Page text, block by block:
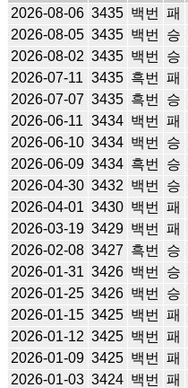
2026-08-06 3435 백번 패
2026-08-05 3435 백번 승
2026-08-02 3435 백번 승
2026-07-11 3435 흑번 패
2026-07-07 3435 흑번 승
2026-06-11 3434 백번 패
2026-06-10 3434 백번 승
2026-06-09 3434 흑번 승
2026-04-30 3432 백번 승
2026-04-01 3430 백번 패
2026-03-19 3429 백번 패
2026-02-08 3427 흑번 승
2026-01-31 3426 백번 승
2026-01-25 3426 백번 승
2026-01-15 3425 백번 패
2026-01-12 3425 백번 패
2026-01-09 3425 백번 패
2026-01-03 3424 백번 패